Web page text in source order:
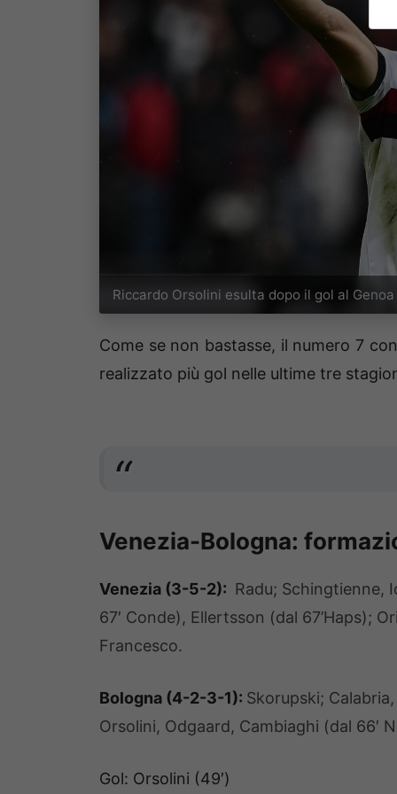
Riccardo Orsolini esulta dopo il gol al
Come se non bastasse, il numero 7
realizzato più gol nelle ultime tre
67′ Conde), Ellertsson (dal 67’Haps);
Francesco.
Orsolini, Odgaard, Cambiaghi (dal 66′